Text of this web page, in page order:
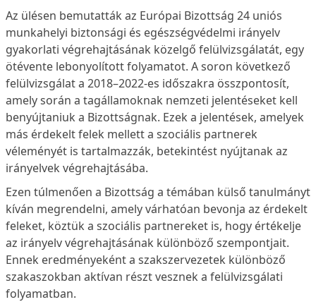
Az ülésen bemutatták az Európai Bizottság 24 uniós
munkahelyi biztonsági és egészségvédelmi irányelv
gyakorlati végrehajtásának közelgő felülvizsgálatát, egy
ötévente lebonyolított folyamatot. A soron következő
felülvizsgálat a 2018–2022-es időszakra összpontosít,
amely során a tagállamoknak nemzeti jelentéseket kell
benyújtaniuk a Bizottságnak. Ezek a jelentések, amelyek
más érdekelt felek mellett a szociális partnerek
véleményét is tartalmazzák, betekintést nyújtanak az
irányelvek végrehajtásába.
Ezen túlmenően a Bizottság a témában külső tanulmányt
kíván megrendelni, amely várhatóan bevonja az érdekelt
feleket, köztük a szociális partnereket is, hogy értékelje
az irányelv végrehajtásának különböző szempontjait.
Ennek eredményeként a szakszervezetek különböző
szakaszokban aktívan részt vesznek a felülvizsgálati
folyamatban.